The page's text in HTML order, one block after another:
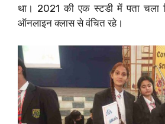
था। 2021 की एक स्टडी में पता चला
ऑनलाइन क्लास से वंचित रहे।